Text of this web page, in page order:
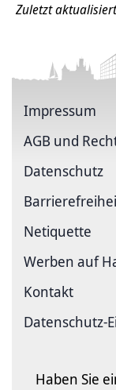
Zuletzt
Impressum
AGB und
Datenschutz
Netiquette
Werben auf
Kontakt
Datenschutz-
Haben Sie